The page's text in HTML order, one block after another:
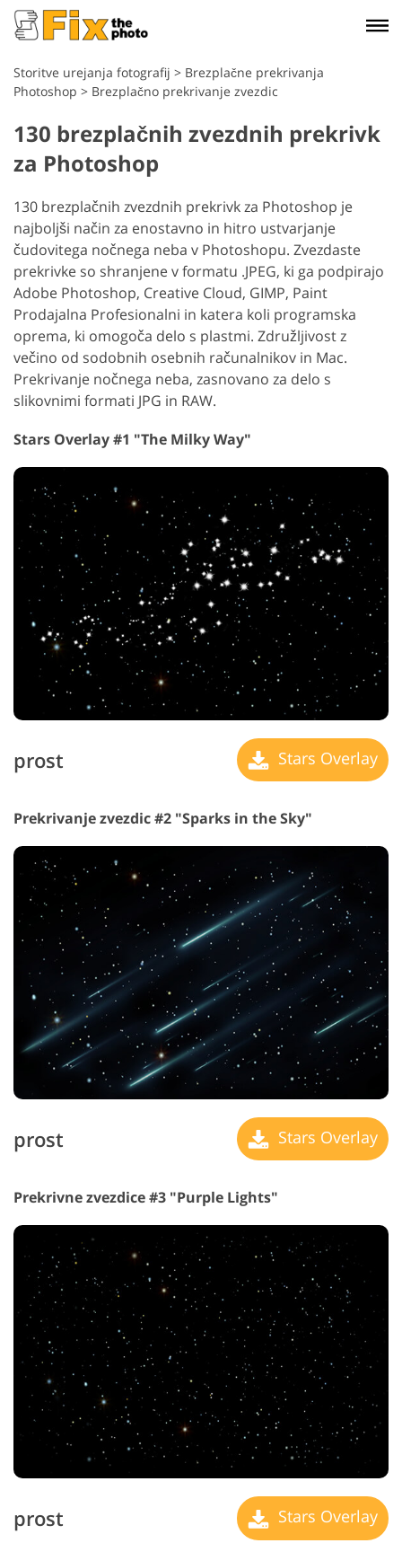
Storitve urejanja fotografij > Brezplačne prekrivanja
Photoshop > Brezplačno prekrivanje zvezdic
130 brezplačnih zvezdnih prekrivk
za Photoshop
130 brezplačnih zvezdnih prekrivk za Photoshop je
najboljši način za enostavno in hitro ustvarjanje
čudovitega nočnega neba v Photoshopu. Zvezdaste
prekrivke so shranjene v formatu .JPEG, ki ga podpirajo
Adobe Photoshop, Creative Cloud, GIMP, Paint
Prodajalna Profesionalni in katera koli programska
oprema, ki omogoča delo s plastmi. Združljivost z
večino od sodobnih osebnih računalnikov in Mac.
Prekrivanje nočnega neba, zasnovano za delo s
slikovnimi formati JPG in RAW.
Stars Overlay #1 "The Milky Way"
prost Stars Overlay
Prekrivanje zvezdic #2 "Sparks in the Sky"
prost Stars Overlay
Prekrivne zvezdice #3 "Purple Lights"
prost Stars Overlay